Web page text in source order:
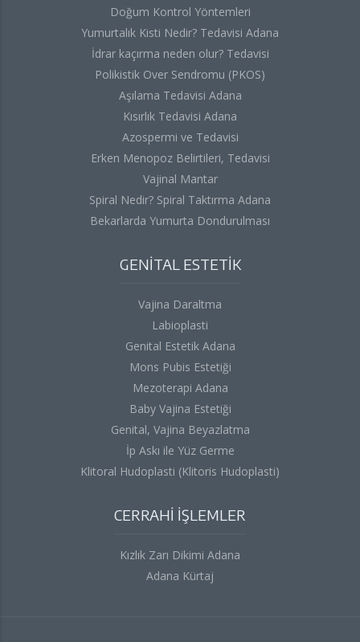
Doğum Kontrol Yöntemleri
Yumurtalık Kisti Nedir? Tedavisi Adana
İdrar kaçırma neden olur? Tedavisi
Polikistik Over Sendromu (PKOS)
Aşılama Tedavisi Adana
Kısırlık Tedavisi Adana
Azospermi ve Tedavisi
Erken Menopoz Belirtileri, Tedavisi
Vajinal Mantar
Spiral Nedir? Spiral Taktırma Adana
Bekarlarda Yumurta Dondurulması
GENİTAL ESTETİK
Vajina Daraltma
Labioplasti
Genital Estetik Adana
Mons Pubis Estetiği
Mezoterapi Adana
Baby Vajina Estetiği
Genital, Vajina Beyazlatma
İp Askı ile Yüz Germe
Klitoral Hudoplasti (Klitoris Hudoplasti)
CERRAHİ İŞLEMLER
Kızlık Zarı Dikimi Adana
Adana Kürtaj